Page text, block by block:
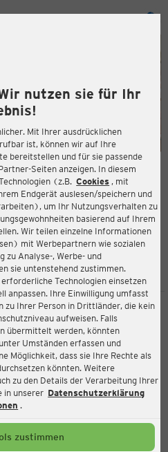
nutzen sie für Ihr
Mit Ihrer ausdrücklichen
ist, können wir auf Ihre
bereitstellen und für sie passende
Seiten anzeigen. In diesem
(z.B. Cookies , mit
Endgerät auslesen/speichern und
um Ihr Nutzungsverhalten zu
basierend auf Ihrem
Wir teilen einzelne Informationen
mit Werbepartnern wie sozialen
zu Analyse-, Werbe- und
sie untenstehend zustimmen.
Technologien einsetzen
anpassen. Ihre Einwilligung umfasst
zu Ihrer Person in Drittländer, die kein
aufweisen. Falls
übermittelt werden, könnten
Umständen erfassen und
Möglichkeit, dass sie Ihre Rechte als
könnten. Weitere
zu den Details der Verarbeitung Ihrer
in unserer Datenschutzerklärung
.
zustimmen
FAMILY FILIALE
18
Bewertung:
AKTIONEN
27472 Cuxhaven